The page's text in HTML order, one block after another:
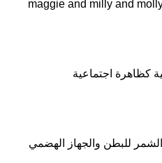
كظاهرة اجتماعية
للبطن والجهاز الهضمي